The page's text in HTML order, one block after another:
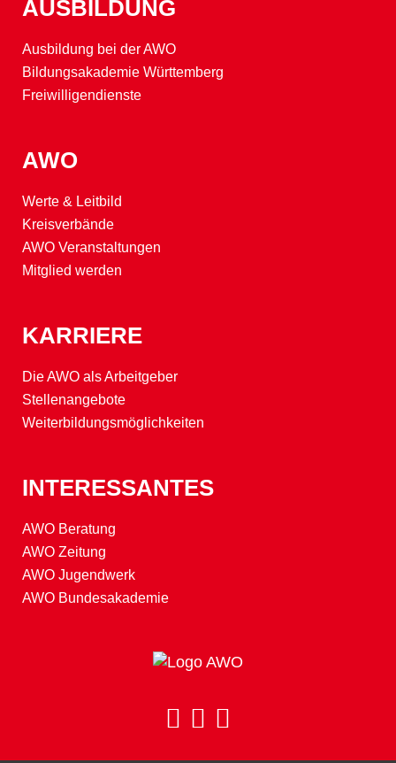
AUSBILDUNG
Ausbildung bei der AWO
Bildungsakademie Württemberg
Freiwilligendienste
AWO
Werte & Leitbild
Kreisverbände
AWO Veranstaltungen
Mitglied werden
KARRIERE
Die AWO als Arbeitgeber
Stellenangebote
Weiterbildungsmöglichkeiten
INTERESSANTES
AWO Beratung
AWO Zeitung
AWO Jugendwerk
AWO Bundesakademie